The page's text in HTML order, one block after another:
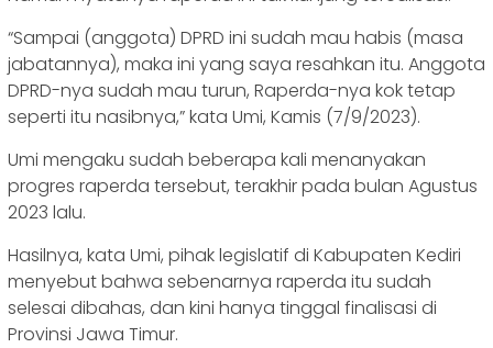
“Sampai (anggota) DPRD ini sudah mau habis (masa
jabatannya), maka ini yang saya resahkan itu. Anggota
DPRD-nya sudah mau turun, Raperda-nya kok tetap
seperti itu nasibnya,” kata Umi, Kamis (7/9/2023).
Umi mengaku sudah beberapa kali menanyakan
progres raperda tersebut, terakhir pada bulan Agustus
2023 lalu.
Hasilnya, kata Umi, pihak legislatif di Kabupaten Kediri
menyebut bahwa sebenarnya raperda itu sudah
selesai dibahas, dan kini hanya tinggal finalisasi di
Provinsi Jawa Timur.